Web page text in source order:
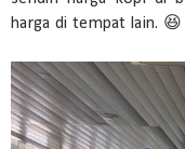
harga di tempat lain. 😆